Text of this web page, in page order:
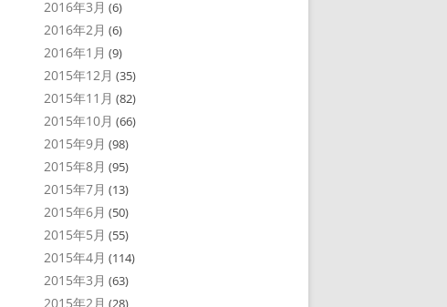
2016年3月 (6)
2016年2月 (6)
2016年1月 (9)
2015年12月 (35)
2015年11月 (82)
2015年10月 (66)
2015年9月 (98)
2015年8月 (95)
2015年7月 (13)
2015年6月 (50)
2015年5月 (55)
2015年4月 (114)
2015年3月 (63)
2015年2月 (28)